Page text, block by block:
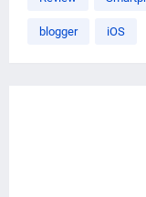
blogger iOS